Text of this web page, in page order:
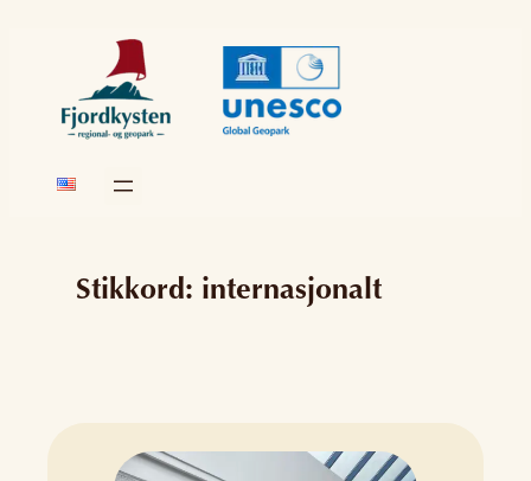
Stikkord: internasjonalt